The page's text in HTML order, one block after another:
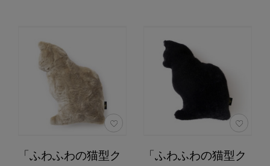
「ふわふわの猫型ク
「ふわふわの猫型ク